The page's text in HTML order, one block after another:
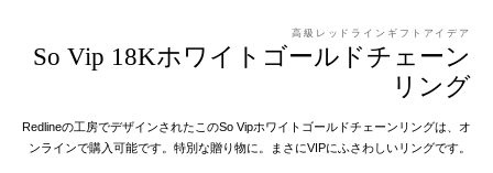
高級レッドラインギフトアイデア
So Vip 18Kホワイトゴールドチェーン
リング
Redlineの工房でデザインされたこのSo Vipホワイトゴールドチェーンリングは、オ
ンラインで購入可能です。特別な贈り物に。まさにVIPにふさわしいリングです。